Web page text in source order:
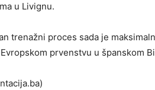
u Livignu.
trenažni proces sada je
prvenstvu u španskom